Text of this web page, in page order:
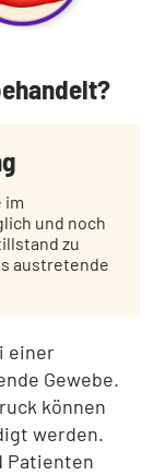
im
und noch
zu
austretende
einer
Gewebe.
können
werden.
Patienten